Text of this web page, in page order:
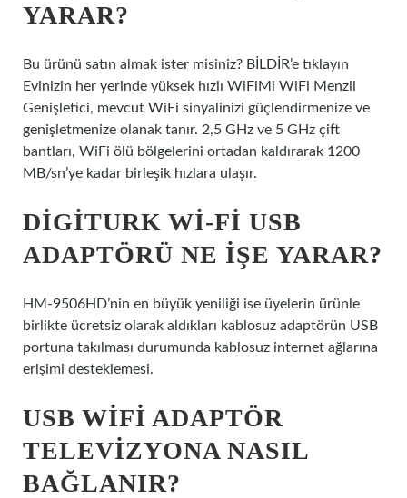
YARAR?
Bu ürünü satın almak ister misiniz? BİLDİR’e tıklayın
Evinizin her yerinde yüksek hızlı WiFiMi WiFi Menzil
Genişletici, mevcut WiFi sinyalinizi güçlendirmenize ve
genişletmenize olanak tanır. 2,5 GHz ve 5 GHz çift
bantları, WiFi ölü bölgelerini ortadan kaldırarak 1200
MB/sn’ye kadar birleşik hızlara ulaşır.
DIGITURK WI-FI USB
ADAPTÖRÜ NE IŞE YARAR?
HM-9506HD’nin en büyük yeniliği ise üyelerin ürünle
birlikte ücretsiz olarak aldıkları kablosuz adaptörün USB
portuna takılması durumunda kablosuz internet ağlarına
erişimi desteklemesi.
USB WIFI ADAPTÖR
TELEVIZYONA NASIL
BAĞLANIR?